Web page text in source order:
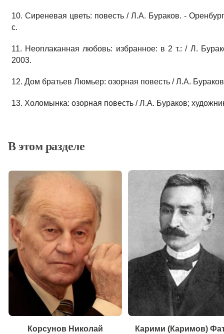
10. Сиреневая цветь: повесть / Л.А. Бураков. -
с.
11. Неоплаканная любовь: избранное: в 2 т.: / Л.
2003.
12. Дом братьев Люмьер: озорная повесть / Л.А.
13. Холомынка: озорная повесть / Л.А. Бураков;
В этом разделе
Корсунов Николай
Карими (Каримов)